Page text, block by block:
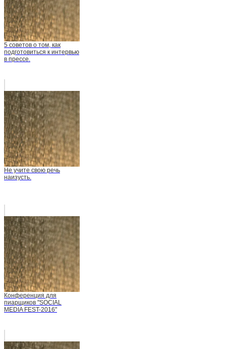
5 советов о том, как
подготовиться к интервью
в прессе.
Не учите свою речь
наизусть.
Конференция для
пиарщиков "SOCIAL
MEDIA FEST-2016"